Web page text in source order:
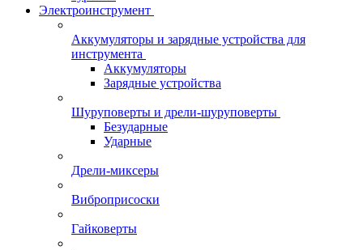
Электроинструмент
Аккумуляторы и зарядные устройства для
инструмента
Аккумуляторы
Зарядные устройства
Шуруповерты и дрели-шуруповерты
Безударные
Ударные
Дрели-миксеры
Виброприсоски
Гайковерты